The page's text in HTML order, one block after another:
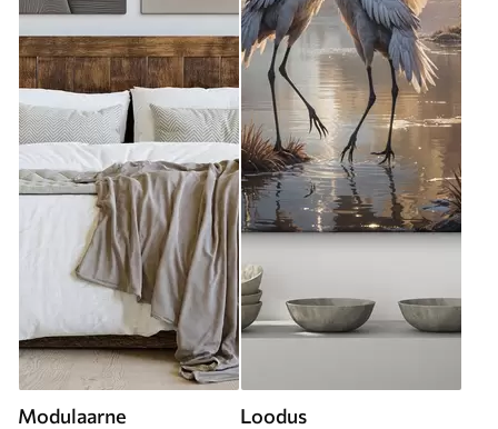
Modulaarne Loodus